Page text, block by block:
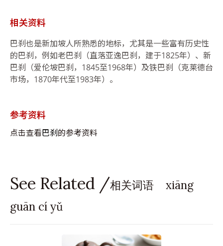
相关资料
巴刹也是新加坡人所熟悉的地标，尤其是一些富有历史性
的巴刹，例如老巴刹（直落亚逸巴刹，建于1825年）、新
巴刹（爱伦坡巴刹，1845至1968年）及铁巴刹（克莱德台
市场，1870年代至1983年）。
参考资料
点击查看巴刹的参考资料
See Related /相关词语 xiāng
guān cí yǔ